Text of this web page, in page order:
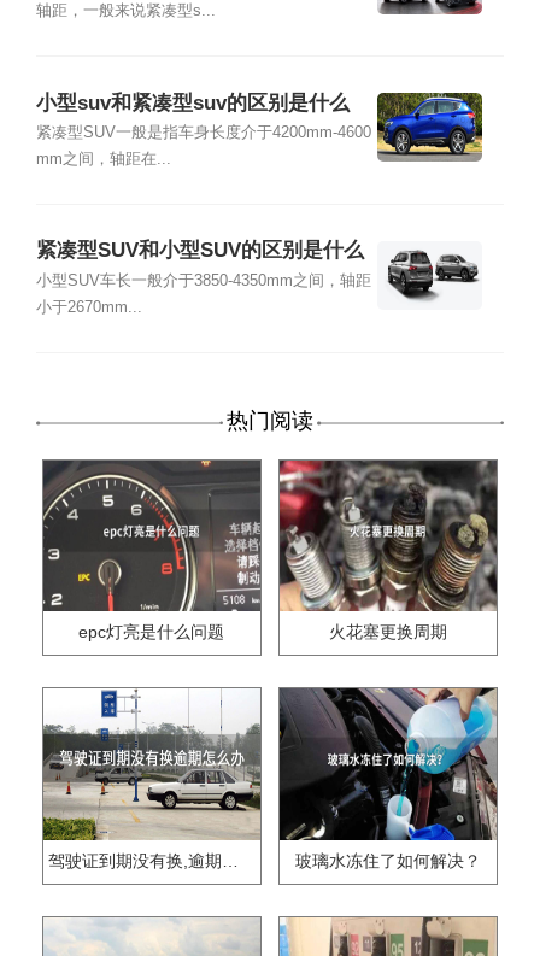
轴距，一般来说紧凑型s...
小型suv和紧凑型suv的区别是什么
紧凑型SUV一般是指车身长度介于4200mm-4600
mm之间，轴距在...
紧凑型SUV和小型SUV的区别是什么
小型SUV车长一般介于3850-4350mm之间，轴距
小于2670mm...
热门阅读
epc灯亮是什么问题 火花塞更换周期
玻璃水冻住了如何解决？